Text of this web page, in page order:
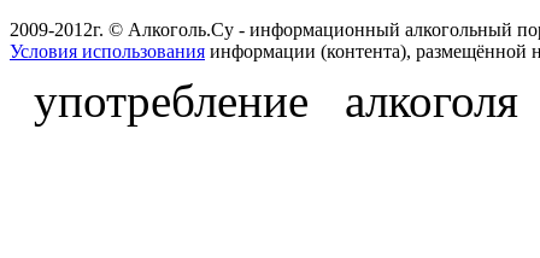
2009-2012г. © Алкоголь.Су - информационный алкогольный
Условия использования информации (контента), размещённой
употребление